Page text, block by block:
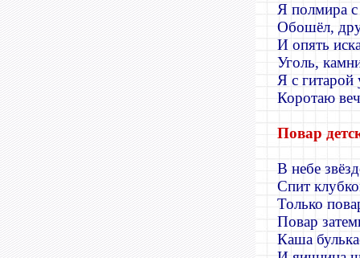
Я полмира
Обошёл,
И опять
Уголь,
Я с гитарой
Коротаю
Повар
В небе
Спит
Только
Повар
Каша